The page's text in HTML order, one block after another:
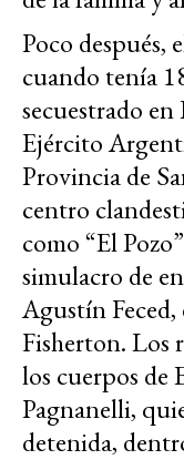
Poco después,
cuando tenía
secuestrado
Ejército
Provincia de
centro
como “El
simulacro de
Agustín Feced,
Fisherton. Los
los cuerpos de
Pagnanelli,
detenida,